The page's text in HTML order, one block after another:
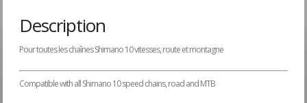
Description
Pour toutes les chaînes Shimano 10 vitesses, route et montagne
Compatible with all Shimano 10 speed chains, road and MTB